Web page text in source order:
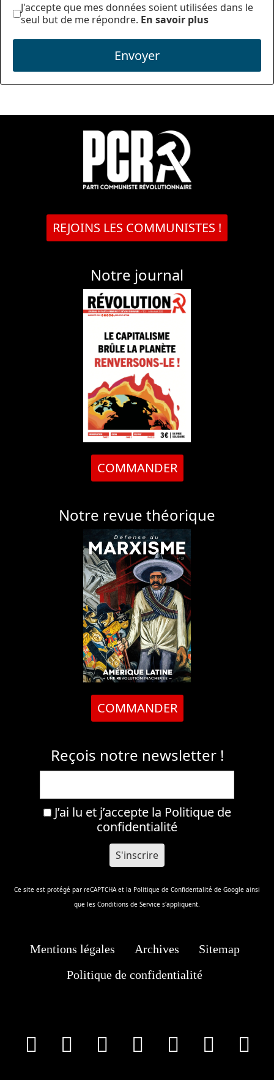
J'accepte que mes données soient utilisées dans le
seul but de me répondre. En savoir plus
Envoyer
REJOINS LES COMMUNISTES !
Notre journal
COMMANDER
Notre revue théorique
COMMANDER
Reçois notre newsletter !
J’ai lu et j’accepte la Politique de
confidentialité
Ce site est protégé par reCAPTCHA et la Politique de Confidentalité de Google ainsi
que les Conditions de Service s'appliquent.
Mentions légales Archives
Sitemap
Politique de confidentialité
facebookInstagram
Youtube
Tik Tok